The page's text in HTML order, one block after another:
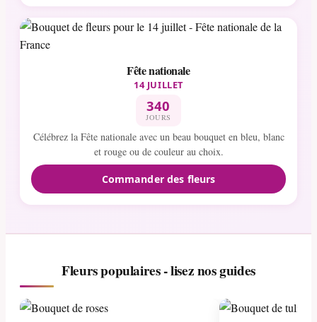
Fête nationale
14 JUILLET
340
JOURS
Célébrez la Fête nationale avec un beau bouquet en bleu, blanc
et rouge ou de couleur au choix.
Commander des fleurs
Fleurs populaires - lisez nos guides